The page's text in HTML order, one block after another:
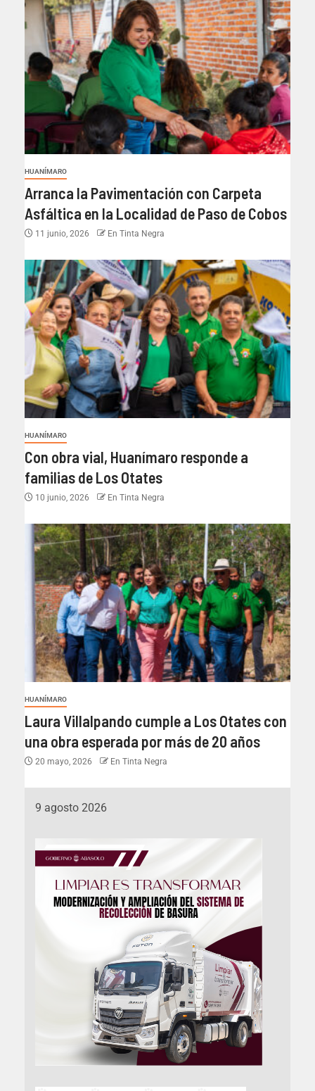
HUANÍMARO
Arranca la Pavimentación con Carpeta
Asfáltica en la Localidad de Paso de Cobos
11 junio, 2026 En Tinta Negra
HUANÍMARO
Con obra vial, Huanímaro responde a
familias de Los Otates
10 junio, 2026 En Tinta Negra
HUANÍMARO
Laura Villalpando cumple a Los Otates con
una obra esperada por más de 20 años
20 mayo, 2026 En Tinta Negra
9 agosto 2026